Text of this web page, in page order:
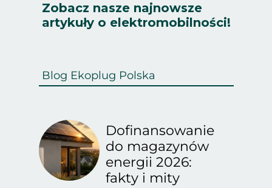
Zobacz nasze najnowsze
artykuły o elektromobilności!
Dofinansowanie
do magazynów
energii 2026:
fakty i mity
Blog Ekoplug Polska